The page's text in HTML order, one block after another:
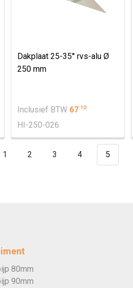
Dakplaat 25-35° rvs-alu Ø
250 mm
Inclusief BTW 67.10
HI-250-026
1 2 3 4 5
80mm
90mm